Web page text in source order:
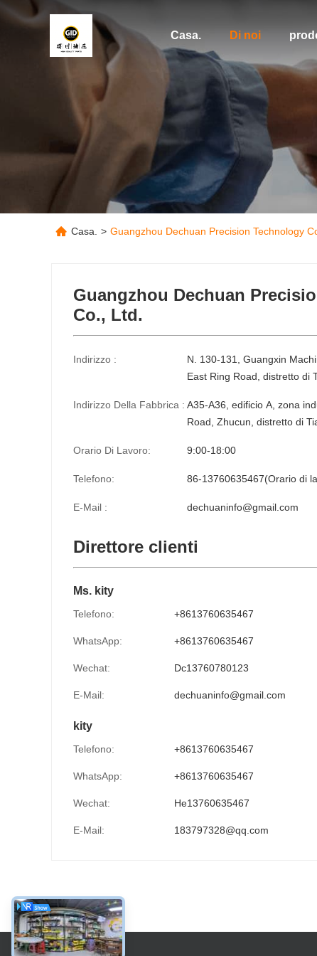
Casa. Di noi
Casa. > Guangzhou Dechuan Precision Technology
Guangzhou Dechuan
Co., Ltd.
Indirizzo :
N. 130-131, Guangxin
East Ring Road, distretto di
Indirizzo Della Fabbrica : A35-A36, edificio A, zona
Road, Zhucun, distretto di
Orario Di Lavoro: 9:00-18:00
Telefono: 86-13760635467(Orario di
E-Mail : dechuaninfo@gmail.com
Direttore clienti
Ms. kity
Telefono: +8613760635467
WhatsApp: +8613760635467
Wechat: Dc13760780123
E-Mail: dechuaninfo@gmail.com
kity
Telefono: +8613760635467
WhatsApp: +8613760635467
Wechat: He13760635467
E-Mail: 183797328@qq.com